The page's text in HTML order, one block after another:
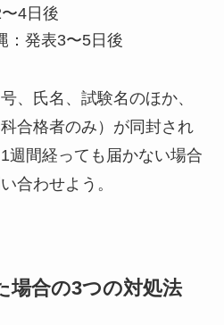
4日後
：発表3〜5日後
、氏名、試験名のほか、
合格者のみ）が同封され
週間経っても届かない場合
合わせよう。
場合の3つの対処法